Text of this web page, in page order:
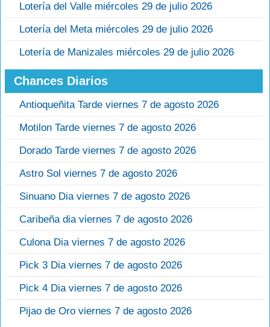
Lotería del Valle miércoles 29 de julio 2026
Lotería del Meta miércoles 29 de julio 2026
Lotería de Manizales miércoles 29 de julio 2026
Chances Diarios
Antioqueñita Tarde viernes 7 de agosto 2026
Motilon Tarde viernes 7 de agosto 2026
Dorado Tarde viernes 7 de agosto 2026
Astro Sol viernes 7 de agosto 2026
Sinuano Dia viernes 7 de agosto 2026
Caribeña dia viernes 7 de agosto 2026
Culona Dia viernes 7 de agosto 2026
Pick 3 Dia viernes 7 de agosto 2026
Pick 4 Dia viernes 7 de agosto 2026
Pijao de Oro viernes 7 de agosto 2026